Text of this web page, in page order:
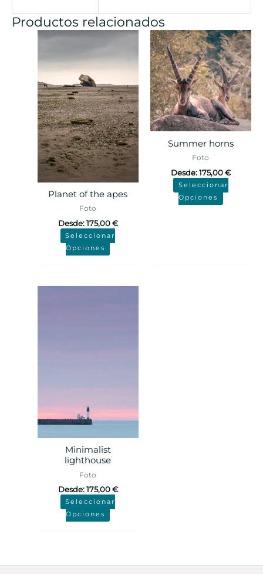
Productos relacionados
Planet of the apes
Foto
Desde:175,00€
Seleccionar
Opciones
Summer horns
Foto
Desde:175,00€
Seleccionar
Opciones
Minimalist
lighthouse
Foto
Desde:175,00€
Seleccionar
Opciones